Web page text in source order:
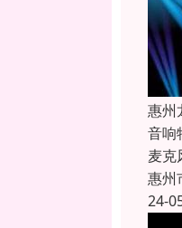
惠州
音响
麦克
惠州
24-